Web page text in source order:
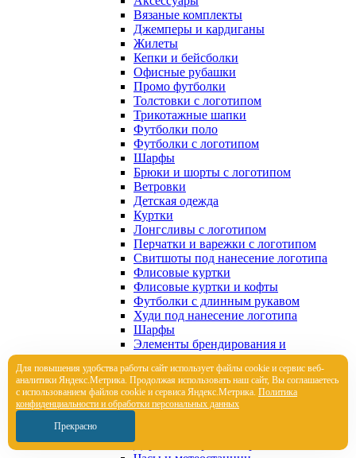
Вязаные комплекты
Джемперы и кардиганы
Жилеты
Кепки и бейсболки
Офисные рубашки
Промо футболки
Толстовки с логотипом
Трикотажные шапки
Футболки поло
Футболки с логотипом
Шарфы
Брюки и шорты с логотипом
Ветровки
Детская одежда
Куртки
Лонгсливы с логотипом
Перчатки и варежки с логотипом
Свитшоты под нанесение логотипа
Флисовые куртки
Флисовые куртки и кофты
Футболки с длинным рукавом
Худи под нанесение логотипа
Шарфы
Элементы брендирования и
кастомизации
Элементы брендирования и
кастомизации
Корпоративные подарки
Настольные аксессуары
Дорожные органайзеры
Для повышения удобства работы сайт использует файлы cookie и сервис веб-
аналитики Яндекс.Метрика. Продолжая использовать наш сайт, Вы соглашаетесь
с использованием файлов cookie и сервиса Яндекс.Метрика. Политика
конфиденциальности и обработки персональных данных
Прекрасно